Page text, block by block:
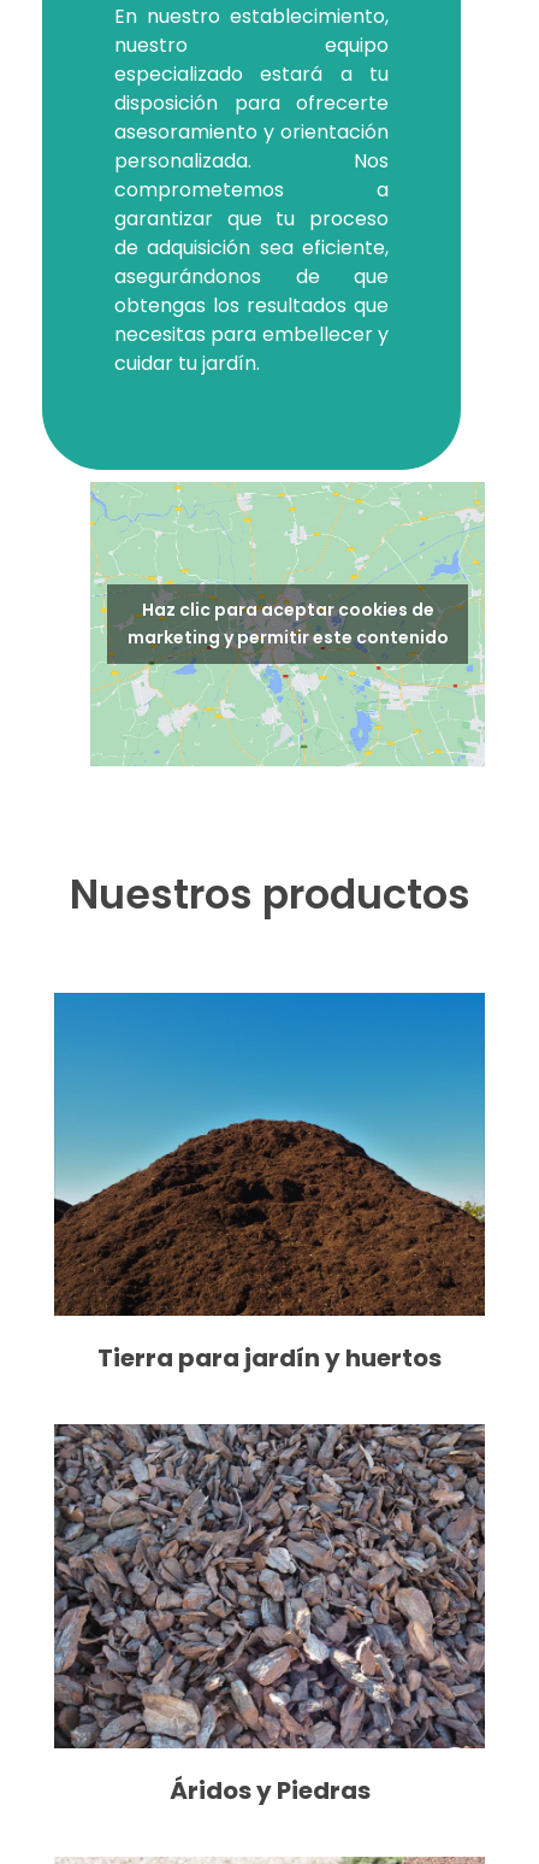
En nuestro establecimiento,
nuestro equipo
especializado estará a tu
disposición para ofrecerte
asesoramiento y orientación
personalizada. Nos
comprometemos a
garantizar que tu proceso
de adquisición sea eficiente,
asegurándonos de que
obtengas los resultados que
necesitas para embellecer y
cuidar tu jardín.
Haz clic para aceptar cookies de
marketing y permitir este contenido
Nuestros productos
Tierra para jardín y huertos
Áridos y Piedras